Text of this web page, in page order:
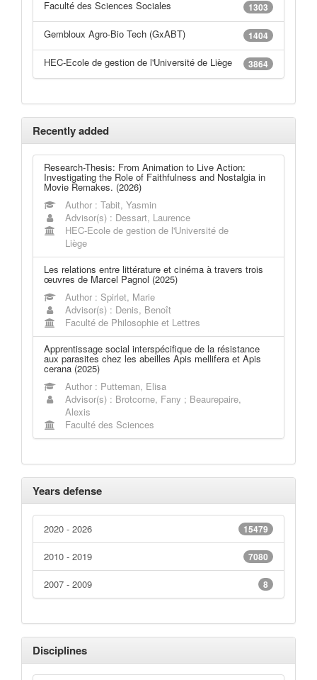
Faculté des Sciences Sociales 1303
Gembloux Agro-Bio Tech (GxABT) 1404
HEC-Ecole de gestion de l'Université de Liège 3864
Recently added
Research-Thesis: From Animation to Live Action:
Investigating the Role of Faithfulness and Nostalgia in
Movie Remakes. (2026)
Author : Tabit, Yasmin
Advisor(s) : Dessart, Laurence
HEC-Ecole de gestion de l'Université de
Liège
Les relations entre littérature et cinéma à travers trois
œuvres de Marcel Pagnol (2025)
Author : Spirlet, Marie
Advisor(s) : Denis, Benoît
Faculté de Philosophie et Lettres
Apprentissage social interspécifique de la résistance
aux parasites chez les abeilles Apis mellifera et Apis
cerana (2025)
Author : Putteman, Elisa
Advisor(s) : Brotcorne, Fany ; Beaurepaire,
Alexis
Faculté des Sciences
Years defense
15479
2020 - 2026
7080
2010 - 2019
8
2007 - 2009
Disciplines